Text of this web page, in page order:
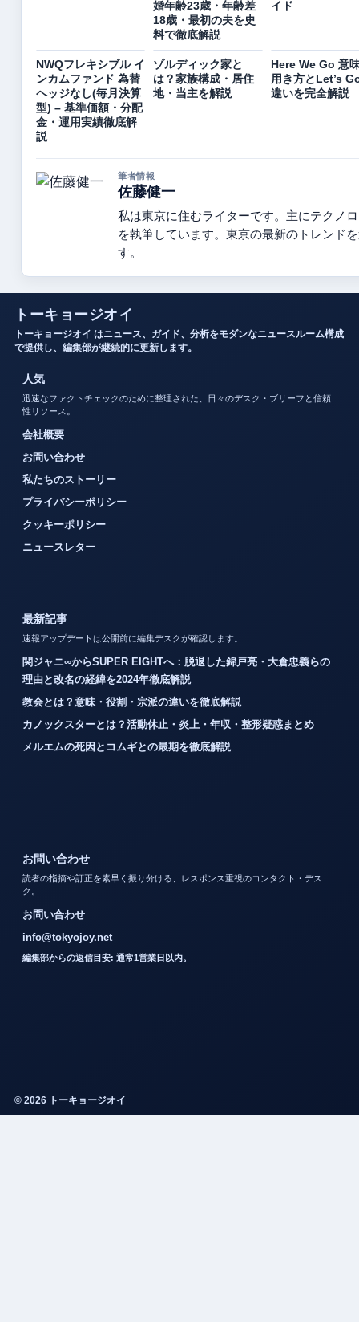
婚年齢23歳・年齢差
18歳・最初の夫を史
料で徹底解説
イド
NWQフレキシブル イ
ンカムファンド 為替
ヘッジなし(毎月決算
型) – 基準価額・分配
金・運用実績徹底解
説
ゾルディック家と
は？家族構成・居住
地・当主を解説
Here We Go 意
用き方とLet’s
違いを完全解説
筆者情報
佐藤健一
私は東京に住むライターです。主にテクノ
を執筆しています。東京の最新のトレンド
す。
トーキョージオイ
トーキョージオイ はニュース、ガイド、分析をモダンなニュースルーム構成
で提供し、編集部が継続的に更新します。
人気
迅速なファクトチェックのために整理された、日々のデスク・ブリーフと信頼
性リソース。
会社概要
お問い合わせ
私たちのストーリー
プライバシーポリシー
クッキーポリシー
ニュースレター
最新記事
速報アップデートは公開前に編集デスクが確認します。
関ジャニ∞からSUPER EIGHTへ：脱退した錦戸亮・大倉忠義らの
理由と改名の経緯を2024年徹底解説
教会とは？意味・役割・宗派の違いを徹底解説
カノックスターとは？活動休止・炎上・年収・整形疑惑まとめ
メルエムの死因とコムギとの最期を徹底解説
お問い合わせ
読者の指摘や訂正を素早く振り分ける、レスポンス重視のコンタクト・デス
ク。
お問い合わせ
info@tokyojoy.net
編集部からの返信目安: 通常1営業日以内。
© 2026 トーキョージオイ